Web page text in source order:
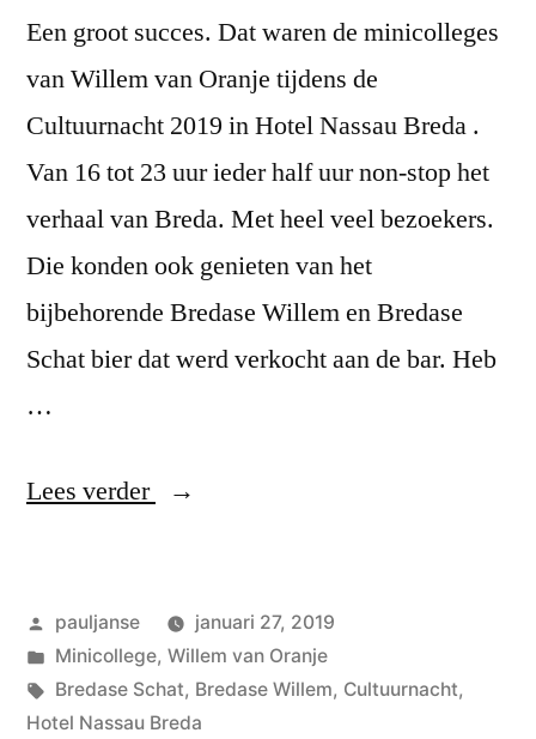
Een groot succes. Dat waren de minicolleges
van Willem van Oranje tijdens de
Cultuurnacht 2019 in Hotel Nassau Breda .
Van 16 tot 23 uur ieder half uur non-stop het
verhaal van Breda. Met heel veel bezoekers.
Die konden ook genieten van het
bijbehorende Bredase Willem en Bredase
Schat bier dat werd verkocht aan de bar. Heb
…
Lees verder “Cultuurnacht”
Geplaatst
door
pauljanse
januari 27, 2019
Geplaatst
in
Minicollege, Willem van Oranje
Tags:
Bredase Schat, Bredase Willem, Cultuurnacht,
Hotel Nassau Breda